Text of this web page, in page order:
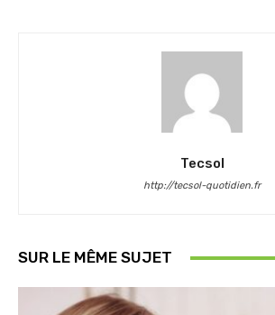
Tecsol
http://tecsol-quotidien.fr
SUR LE MÊME SUJET